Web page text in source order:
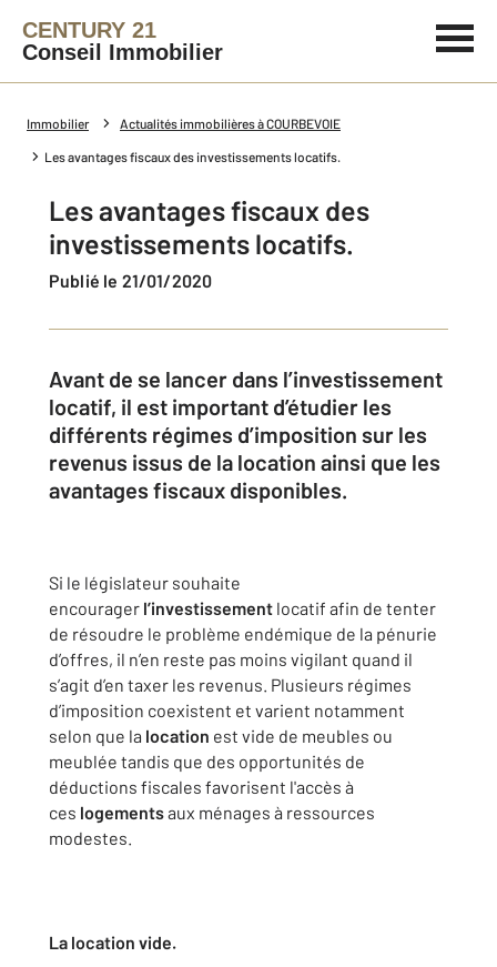
CENTURY 21
Conseil Immobilier
Immobilier Actualités immobilières à COURBEVOIE
Les avantages fiscaux des investissements locatifs.
Les avantages fiscaux des
investissements locatifs.
Publié le 21/01/2020
Avant de se lancer dans l’investissement
locatif, il est important d’étudier les
différents régimes d’imposition sur les
revenus issus de la location ainsi que les
avantages fiscaux disponibles.
Si le législateur souhaite
encourager l’investissement locatif afin de tenter
de résoudre le problème endémique de la pénurie
d’offres, il n’en reste pas moins vigilant quand il
s’agit d’en taxer les revenus. Plusieurs régimes
d’imposition coexistent et varient notamment
selon que la location est vide de meubles ou
meublée tandis que des opportunités de
déductions fiscales favorisent l'accès à
ces logementsaux ménages à ressources
modestes.
La location vide.